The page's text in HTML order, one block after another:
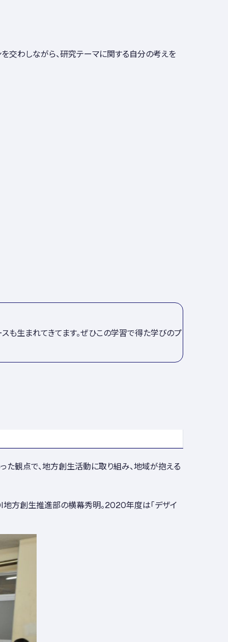
交わしながら、研究テーマに関する自分の考えを
も生まれてきてます。ぜひこの学習で得た学びのプ
観点で、地方創生活動に取り組み、地域が抱える
方創生推進部の横幕秀明。2020年度は「デザイ